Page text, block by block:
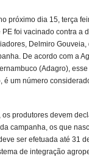
próximo dia 15, terça
foi vacinado contra a
Delmiro
De acordo com a
(Adagro),
é um número
produtores devem
campanha, os que
ser efetuada até 31
de integração